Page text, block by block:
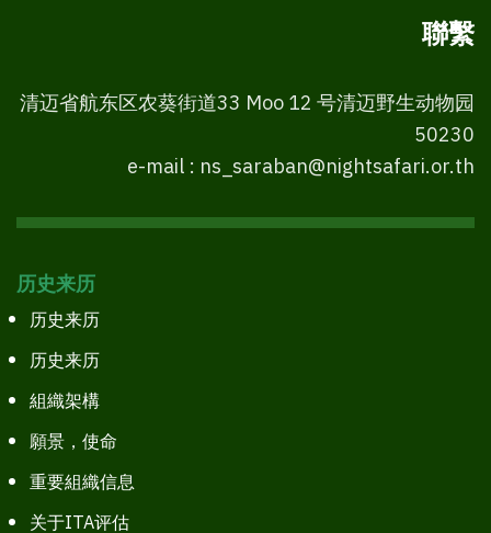
聯繫
清迈省航东区农葵街道33 Moo 12 号清迈野生动物园
50230
e-mail : ns_saraban@nightsafari.or.th
历史来历
历史来历
历史来历
組織架構
願景，使命
重要組織信息
关于ITA评估